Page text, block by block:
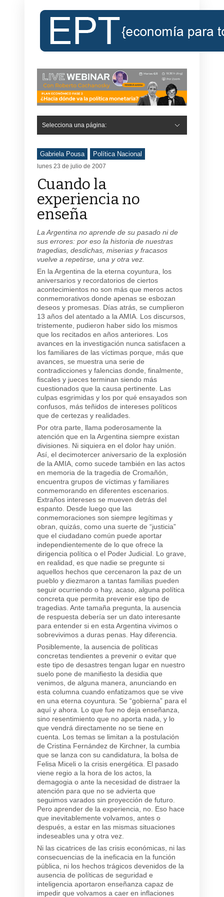
Selecciona una página:
Gabriela Pousa Política Nacional
lunes 23 de julio de 2007
Cuando la
experiencia no
enseña
La Argentina no aprende de su pasado ni de
sus errores: por eso la historia de nuestras
tragedias, desdichas, miserias y fracasos
vuelve a repetirse, una y otra vez.
En la Argentina de la eterna coyuntura, los
aniversarios y recordatorios de ciertos
acontecimientos no son más que meros actos
conmemorativos donde apenas se esbozan
deseos y promesas. Días atrás, se cumplieron
13 años del atentado a la AMIA. Los discursos,
tristemente, pudieron haber sido los mismos
que los recitados en años anteriores. Los
avances en la investigación nunca satisfacen a
los familiares de las víctimas porque, más que
avances, se muestra una serie de
contradicciones y falencias donde, finalmente,
fiscales y jueces terminan siendo más
cuestionados que la causa pertinente. Las
culpas esgrimidas y los por qué ensayados son
confusos, más teñidos de intereses políticos
que de certezas y realidades.
Por otra parte, llama poderosamente la
atención que en la Argentina siempre existan
divisiones. Ni siquiera en el dolor hay unión.
Así, el decimotercer aniversario de la explosión
de la AMIA, como sucede también en las actos
en memoria de la tragedia de Cromañón,
encuentra grupos de víctimas y familiares
conmemorando en diferentes escenarios.
Extraños intereses se mueven detrás del
espanto. Desde luego que las
conmemoraciones son siempre legítimas y
obran, quizás, como una suerte de “justicia”
que el ciudadano común puede aportar
independientemente de lo que ofrece la
dirigencia política o el Poder Judicial. Lo grave,
en realidad, es que nadie se pregunte si
aquellos hechos que cercenaron la paz de un
pueblo y diezmaron a tantas familias pueden
seguir ocurriendo o hay, acaso, alguna política
concreta que permita prevenir ese tipo de
tragedias. Ante tamaña pregunta, la ausencia
de respuesta debería ser un dato interesante
para entender si en esta Argentina vivimos o
sobrevivimos a duras penas. Hay diferencia.
Posiblemente, la ausencia de políticas
concretas tendientes a prevenir o evitar que
este tipo de desastres tengan lugar en nuestro
suelo pone de manifiesto la desidia que
venimos, de alguna manera, anunciando en
esta columna cuando enfatizamos que se vive
en una eterna coyuntura. Se “gobierna” para el
aquí y ahora. Lo que fue no deja enseñanza,
sino resentimiento que no aporta nada, y lo
que vendrá directamente no se tiene en
cuenta. Los temas se limitan a la postulación
de Cristina Fernández de Kirchner, la cumbia
que se lanza con su candidatura, la bolsa de
Felisa Miceli o la crisis energética. El pasado
viene regio a la hora de los actos, la
demagogia o ante la necesidad de distraer la
atención para que no se advierta que
seguimos varados sin proyección de futuro.
Pero aprender de la experiencia, no. Eso hace
que inevitablemente volvamos, antes o
después, a estar en las mismas situaciones
indeseables una y otra vez.
Ni las cicatrices de las crisis económicas, ni las
consecuencias de la ineficacia en la función
pública, ni los hechos trágicos devenidos de la
ausencia de políticas de seguridad e
inteligencia aportaron enseñanza capaz de
impedir que volvamos a caer en inflaciones